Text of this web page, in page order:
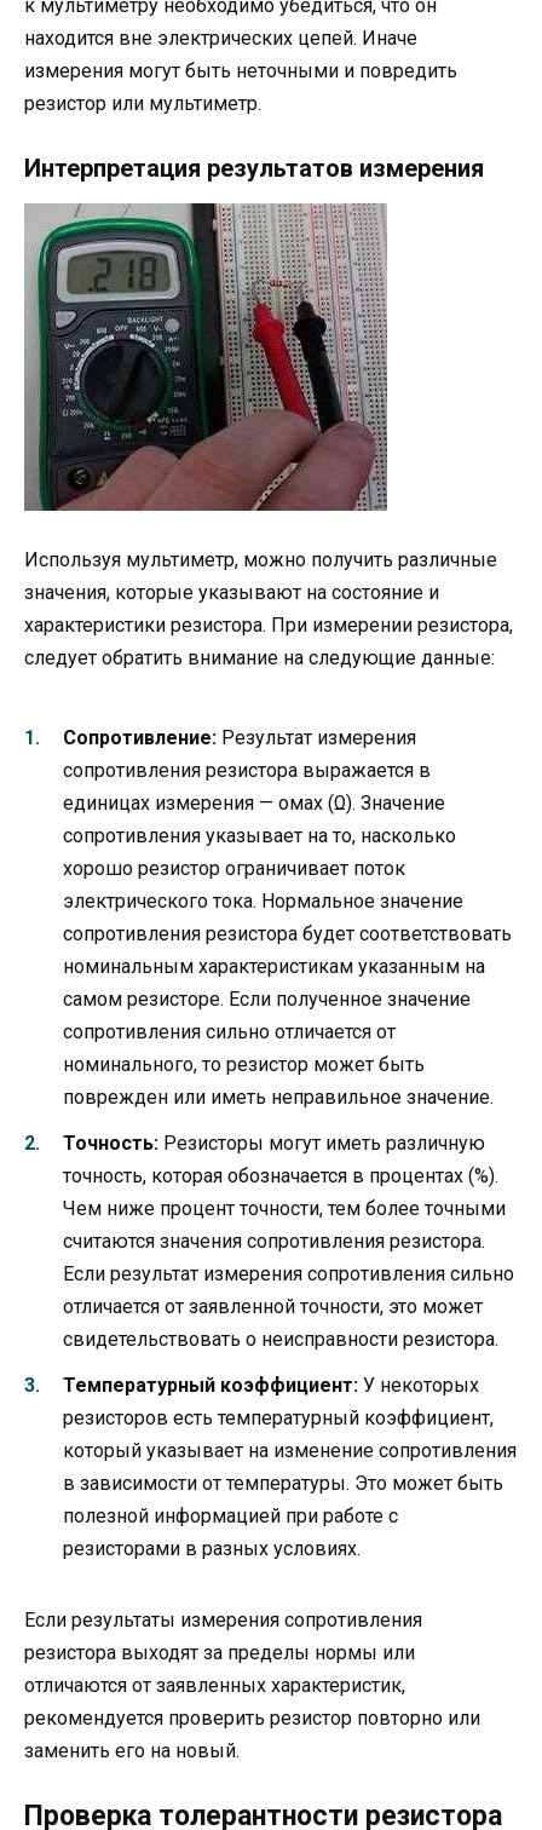
к мультиметру необходимо убедиться, что он
находится вне электрических цепей. Иначе
измерения могут быть неточными и повредить
резистор или мультиметр.
Интерпретация результатов измерения
Используя мультиметр, можно получить различные
значения, которые указывают на состояние и
характеристики резистора. При измерении резистора,
следует обратить внимание на следующие данные:
Сопротивление: Результат измерения
сопротивления резистора выражается в
единицах измерения — омах (Ω). Значение
сопротивления указывает на то, насколько
хорошо резистор ограничивает поток
электрического тока. Нормальное значение
сопротивления резистора будет соответствовать
номинальным характеристикам указанным на
самом резисторе. Если полученное значение
сопротивления сильно отличается от
номинального, то резистор может быть
поврежден или иметь неправильное значение.
Точность: Резисторы могут иметь различную
точность, которая обозначается в процентах (%).
Чем ниже процент точности, тем более точными
считаются значения сопротивления резистора.
Если результат измерения сопротивления сильно
отличается от заявленной точности, это может
свидетельствовать о неисправности резистора.
Температурный коэффициент: У некоторых
резисторов есть температурный коэффициент,
который указывает на изменение сопротивления
в зависимости от температуры. Это может быть
полезной информацией при работе с
резисторами в разных условиях.
Если результаты измерения сопротивления
резистора выходят за пределы нормы или
отличаются от заявленных характеристик,
рекомендуется проверить резистор повторно или
заменить его на новый.
Проверка толерантности резистора